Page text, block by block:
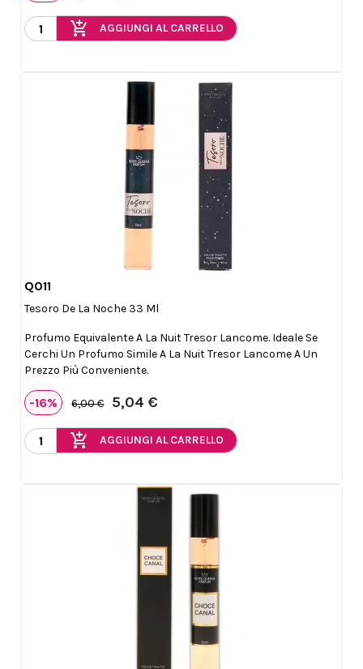
add_shopping_cart AGGIUNGI AL CARRELLO
Q011
Tesoro De La Noche 33 Ml
Profumo Equivalente A La Nuit Tresor Lancome. Ideale Se
Cerchi Un Profumo Simile A La Nuit Tresor Lancome A Un
Prezzo Più Conveniente.
-16% 6,00 € 5,04 €
add_shopping_cart AGGIUNGI AL CARRELLO